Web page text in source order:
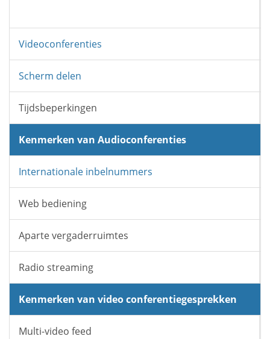
Videoconferenties
Scherm delen
Tijdsbeperkingen
Kenmerken van Audioconferenties
Internationale inbelnummers
Web bediening
Aparte vergaderruimtes
Radio streaming
Kenmerken van video conferentiegesprekken
Multi-video feed